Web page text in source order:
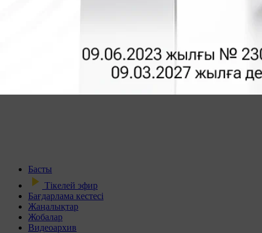
Басты
Тікелей эфир
Бағдарлама кестесі
Жаңалықтар
Жобалар
Видеоархив